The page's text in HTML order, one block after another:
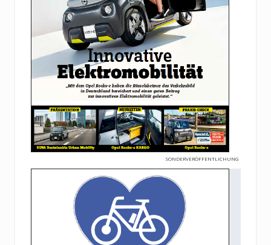
SONDERVERÖFFENTLICHUNG